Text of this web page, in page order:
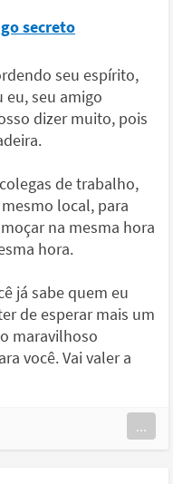
secreto
seu espírito,
seu amigo
dizer muito, pois
de trabalho,
local, para
na mesma hora
hora.
já sabe quem eu
de esperar mais um
maravilhoso
você. Vai valer a
...